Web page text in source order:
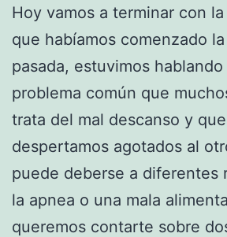
Hoy vamos a terminar con
que habíamos comenzado
pasada, estuvimos
problema común que
trata del mal descanso y
despertamos agotados al
puede deberse a diferentes
la apnea o una mala
queremos contarte sobre